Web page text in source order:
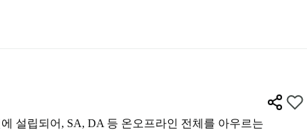
설립되어, SA, DA 등 온오프라인 전체를 아우르는